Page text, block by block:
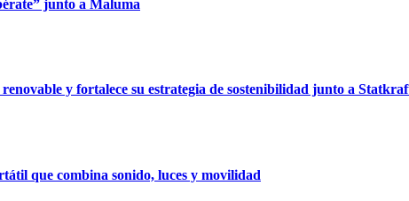
junto a Maluma
y fortalece su estrategia de sostenibilidad junto a
que combina sonido, luces y movilidad